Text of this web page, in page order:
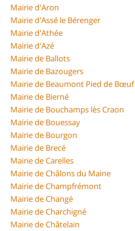
Mairie d'Aron
Mairie d'Assé le Bérenger
Mairie d'Athée
Mairie d'Azé
Mairie de Ballots
Mairie de Bazougers
Mairie de Beaumont Pied de Bœuf
Mairie de Bierné
Mairie de Bouchamps lès Craon
Mairie de Bouessay
Mairie de Bourgon
Mairie de Brecé
Mairie de Carelles
Mairie de Châlons du Maine
Mairie de Champfrémont
Mairie de Changé
Mairie de Charchigné
Mairie de Châtelain